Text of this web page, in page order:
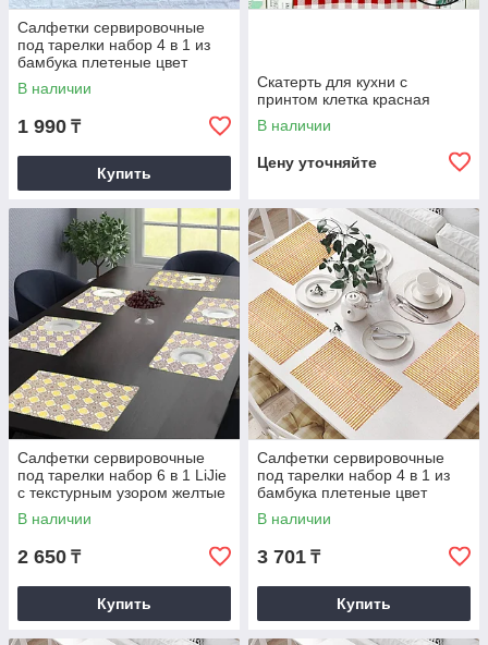
Салфетки сервировочные
под тарелки набор 4 в 1 из
бамбука плетеные цвет
коричневый
В наличии
1 990 ₸
Купить
Скатерть для кухни с
принтом клетка красная
В наличии
Цену уточняйте
Салфетки сервировочные
под тарелки набор 6 в 1 LiJie
с текстурным узором желтые
В наличии
2 650 ₸
Купить
Салфетки сервировочные
под тарелки набор 4 в 1 из
бамбука плетеные цвет
бежевый и коричневый
В наличии
3 701 ₸
Купить